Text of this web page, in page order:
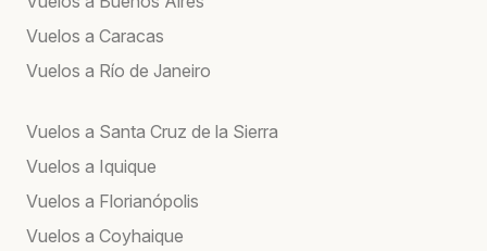
Vuelos a Caracas
Vuelos a Río de Janeiro
Vuelos a Santa Cruz de la Sierra
Vuelos a Iquique
Vuelos a Florianópolis
Vuelos a Coyhaique